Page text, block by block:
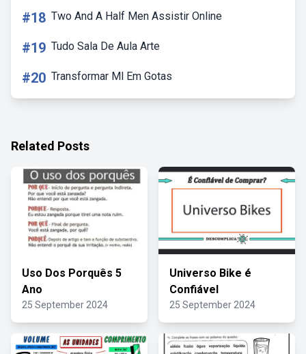
#18 Two And A Half Men Assistir Online
#19 Tudo Sala De Aula Arte
#20 Transformar Ml Em Gotas
Related Posts
Uso Dos Porquês 5
Ano
25 September 2024
Universo Bike é
Confiável
25 September 2024